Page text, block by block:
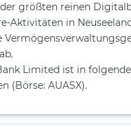
größten reinen
Aktivitäten in
Limited ist in
(Börse: AUASX).